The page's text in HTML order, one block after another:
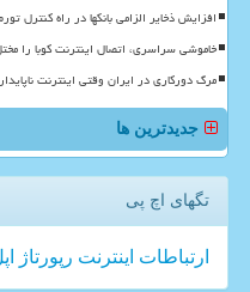
افزایش ذخایر الزامی بانکها در راه کنترل
خاموشی سراسری، اتصال اینترنت کوبا را
مرگ دورکاری در ایران وقتی اینترنت
جدیدترین ها
تگهای اچ پی
ارتباطات اینترنت رپورتاژ